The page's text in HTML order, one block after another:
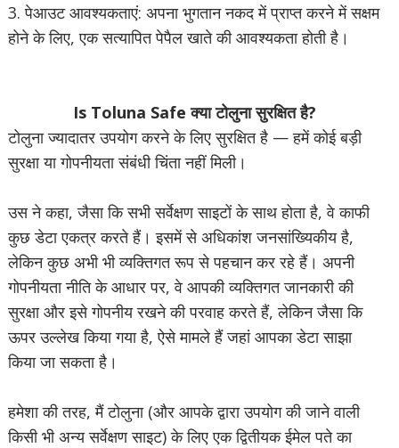
3. पेआउट आवश्यकताएं: अपना भुगतान नकद में प्राप्त करने में सक्षम
होने के लिए, एक सत्यापित पेपैल खाते की आवश्यकता होती है।
Is Toluna Safe क्या टोलुना सुरक्षित है?
टोलुना ज्यादातर उपयोग करने के लिए सुरक्षित है — हमें कोई बड़ी
सुरक्षा या गोपनीयता संबंधी चिंता नहीं मिली।
उस ने कहा, जैसा कि सभी सर्वेक्षण साइटों के साथ होता है, वे काफी
कुछ डेटा एकत्र करते हैं। इसमें से अधिकांश जनसांख्यिकीय है,
लेकिन कुछ अभी भी व्यक्तिगत रूप से पहचान कर रहे हैं। अपनी
गोपनीयता नीति के आधार पर, वे आपकी व्यक्तिगत जानकारी की
सुरक्षा और इसे गोपनीय रखने की परवाह करते हैं, लेकिन जैसा कि
ऊपर उल्लेख किया गया है, ऐसे मामले हैं जहां आपका डेटा साझा
किया जा सकता है।
हमेशा की तरह, मैं टोलुना (और आपके द्वारा उपयोग की जाने वाली
किसी भी अन्य सर्वेक्षण साइट) के लिए एक द्वितीयक ईमेल पते का